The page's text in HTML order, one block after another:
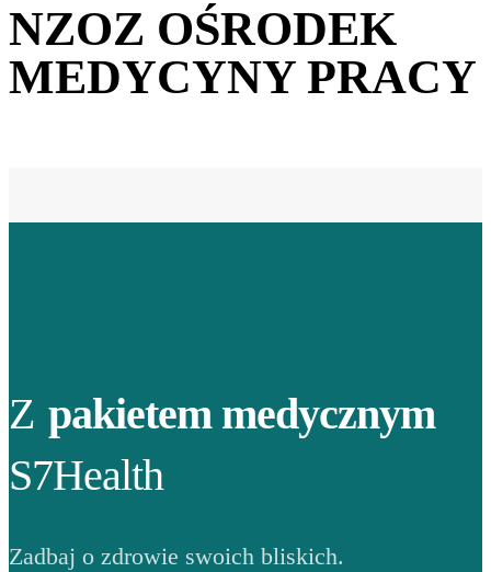
NZOZ OŚRODEK
MEDYCYNY PRACY
Z pakietem medycznym
S7Health
Zadbaj o zdrowie swoich bliskich.